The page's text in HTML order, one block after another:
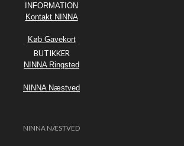
INFORMATION
Kontakt NINNA
Køb Gavekort
BUTIKKER
NINNA Ringsted
NINNA Næstved
NINNA NÆSTVED